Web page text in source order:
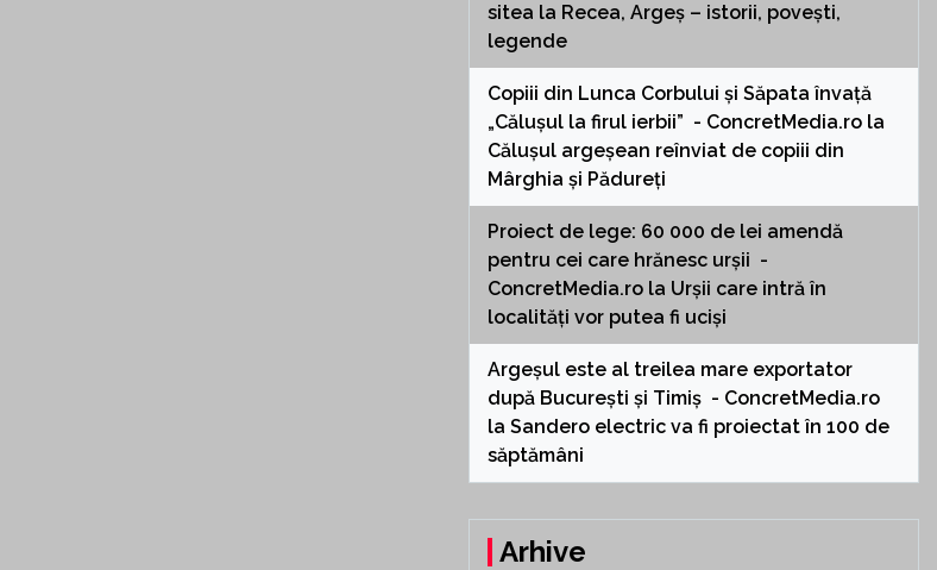
sitea la Recea, Argeș – istorii, povești,
legende
Copiii din Lunca Corbului și Săpata învață
„Călușul la firul ierbii” - ConcretMedia.rola
Călușul argeșean reînviat de copiii din
Mârghia și Pădureți
Proiect de lege: 60 000 de lei amendă
pentru cei care hrănesc urșii -
ConcretMedia.rola Urșii care intră în
localități vor putea fi uciși
Argeșul este al treilea mare exportator
după București și Timiș - ConcretMedia.ro
la Sandero electric va fi proiectat în 100 de
săptămâni
Arhive